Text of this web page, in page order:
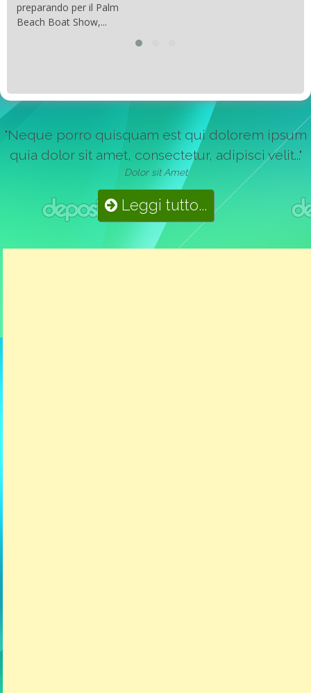
preparando per il Palm
Beach Boat Show,...
"Neque porro quisquam est qui dolorem ipsum
quia dolor sit amet, consectetur, adipisci velit..."
Dolor sit Amet
Leggi tutto...